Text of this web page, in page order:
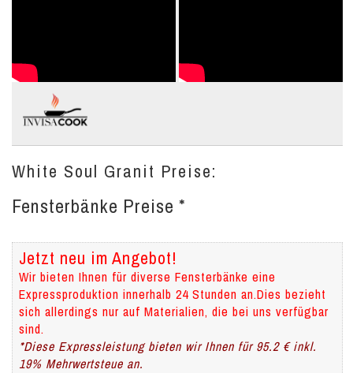
White Soul Granit Preise:
Fensterbänke Preise *
Jetzt neu im Angebot!
Wir bieten Ihnen für diverse Fensterbänke eine
Expressproduktion innerhalb 24 Stunden an.Dies bezieht
sich allerdings nur auf Materialien, die bei uns verfügbar
sind.
*Diese Expressleistung bieten wir Ihnen für 95.2 € inkl.
19% Mehrwertsteue an.